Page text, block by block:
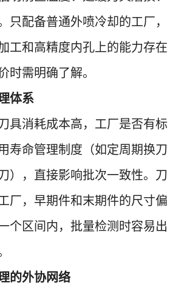
只配备普通外喷冷却的工厂，
工和高精度内孔上的能力存在
时需明确了解。
体系
具消耗成本高，工厂是否有标
寿命管理制度（如定周期换刀
），直接影响批次一致性。刀
厂，早期件和末期件的尺寸偏
个区间内，批量检测时容易出
的外协网络